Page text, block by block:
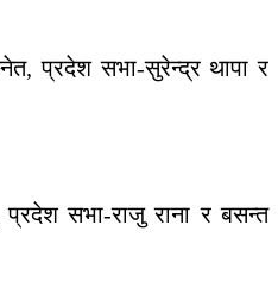
प्रदेश सभा-सुरेन्द्र थापा र
प्रदेश सभा-राजु राना र बसन्त